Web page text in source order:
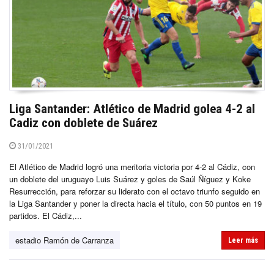
Liga Santander: Atlético de Madrid golea 4-2 al
Cadiz con doblete de Suárez
31/01/2021
El Atlético de Madrid logró una meritoria victoria por 4-2 al Cádiz, con
un doblete del uruguayo Luis Suárez y goles de Saúl Ñíguez y Koke
Resurrección, para reforzar su liderato con el octavo triunfo seguido en
la Liga Santander y poner la directa hacia el título, con 50 puntos en 19
partidos. El Cádiz,...
estadio Ramón de Carranza Leer más